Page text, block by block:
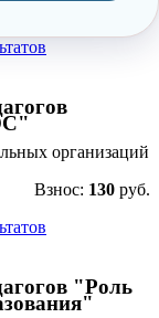
организаций
Взнос: 130 руб.
"Роль